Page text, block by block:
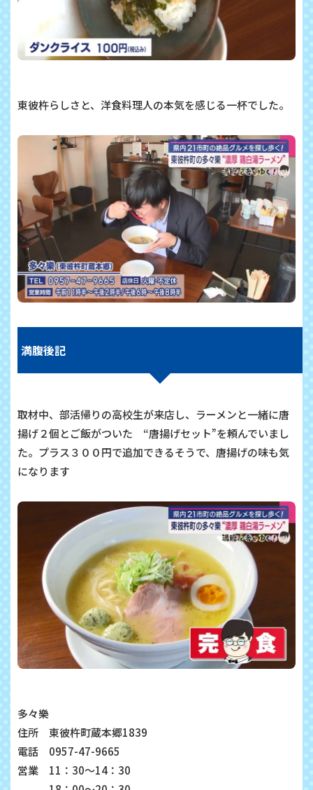
東彼杵らしさと、洋食料理人の本気を感じる一杯でした。
満腹後記
取材中、部活帰りの高校生が来店し、ラーメンと一緒に唐
揚げ２個とご飯がついた “唐揚げセット”を頼んでいまし
た。プラス３００円で追加できるそうで、唐揚げの味も気
になります
多々樂
住所 東彼杵町蔵本郷1839
電話 0957-47-9665
営業 11：30～14：30